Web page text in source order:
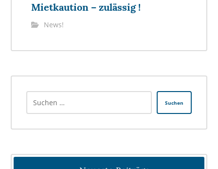
Mietkaution – zulässig !
News!
Suchen